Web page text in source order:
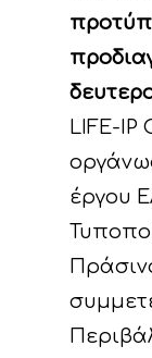
LIFE-IP
έργου